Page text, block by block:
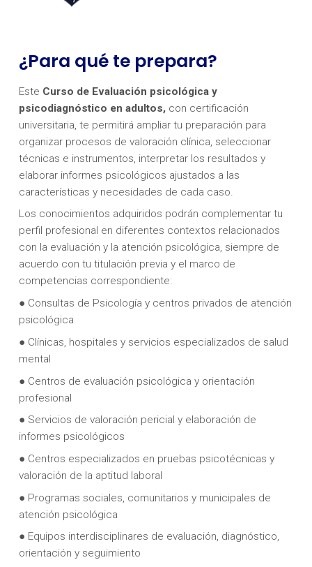
¿Para qué te prepara?
Este Curso de Evaluación psicológica y
psicodiagnóstico en adultos,con certificación
universitaria, te permitirá ampliar tu preparación para
organizar procesos de valoración clínica, seleccionar
técnicas e instrumentos, interpretar los resultados y
elaborar informes psicológicos ajustados a las
características y necesidades de cada caso.
Los conocimientos adquiridos podrán complementar tu
perfil profesional en diferentes contextos relacionados
con la evaluación y la atención psicológica, siempre de
acuerdo con tu titulación previa y el marco de
competencias correspondiente:
● Consultas de Psicología y centros privados de atención
psicológica
● Clínicas, hospitales y servicios especializados de salud
mental
● Centros de evaluación psicológica y orientación
profesional
● Servicios de valoración pericial y elaboración de
informes psicológicos
● Centros especializados en pruebas psicotécnicas y
valoración de la aptitud laboral
● Programas sociales, comunitarios y municipales de
atención psicológica
● Equipos interdisciplinares de evaluación, diagnóstico,
orientación y seguimiento